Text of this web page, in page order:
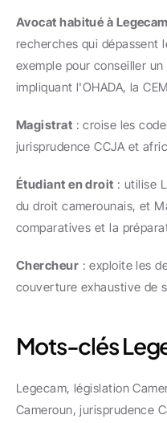
Avocat habitué à Legecam
recherches qui dépassent
exemple pour conseiller
impliquant l'OHADA, la
Magistrat : croise les
jurisprudence CCJA et
Étudiant en droit : utilise
du droit camerounais, et
comparatives et la
Chercheur : exploite les
couverture exhaustive de
Mots-clés
Legecam, législation
Cameroun, jurisprudence